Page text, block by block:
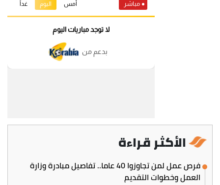
الأكثر قراءة
فرص عمل لمن تجاوزوا 40 عاما.. تفاصيل مبادرة وزارة
العمل وخطوات التقديم